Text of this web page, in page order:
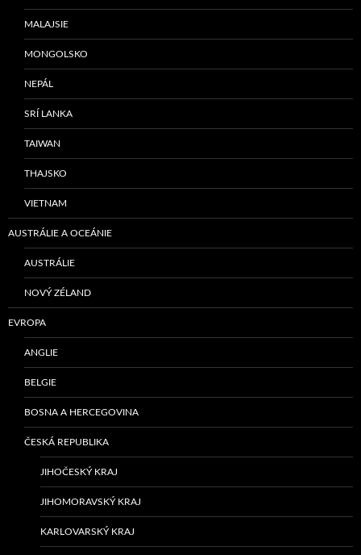
MALAJSIE
MONGOLSKO
NEPÁL
SRÍ LANKA
TAIWAN
THAJSKO
VIETNAM
AUSTRÁLIE A OCEÁNIE
AUSTRÁLIE
NOVÝ ZÉLAND
EVROPA
ANGLIE
BELGIE
BOSNA A HERCEGOVINA
ČESKÁ REPUBLIKA
JIHOČESKÝ KRAJ
JIHOMORAVSKÝ KRAJ
KARLOVARSKÝ KRAJ